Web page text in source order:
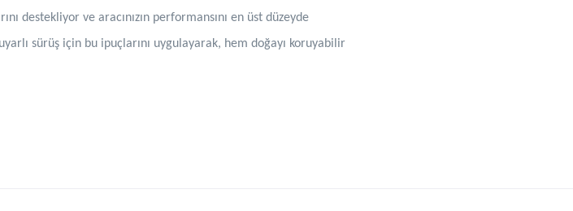
destekliyor ve aracınızın performansını en üst düzeyde
sürüş için bu ipuçlarını uygulayarak, hem doğayı koruyabilir